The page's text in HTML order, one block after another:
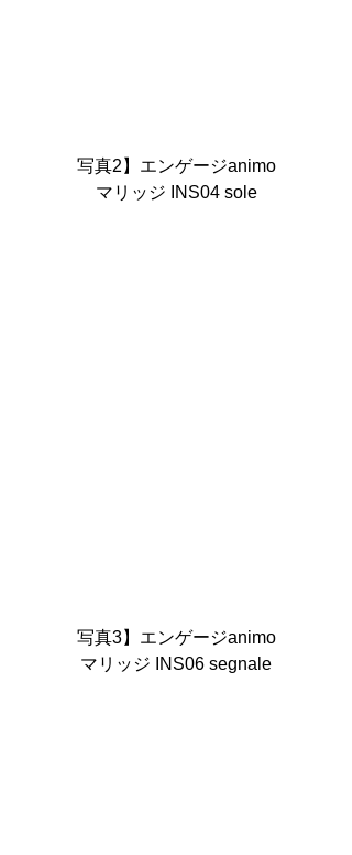
写真2】エンゲージanimo
マリッジ INS04 sole
写真3】エンゲージanimo
マリッジ INS06 segnale